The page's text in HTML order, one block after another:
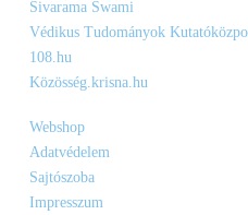
Sivarama Swami
Védikus Tudományok
108.hu
Közösség.krisna.hu
Webshop
Adatvédelem
Sajtószoba
Impresszum